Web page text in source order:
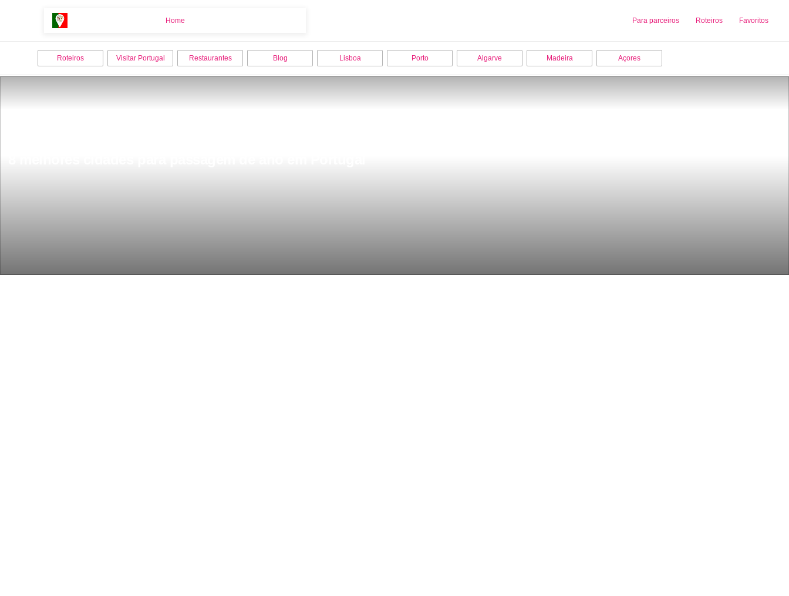
Home Para parceiros Roteiros Favoritos
Sobre nós Adicionar uma Empresa
Roteiros Visitar Portugal Restaurantes Blog Lisboa Porto Algarve Madeira Açores